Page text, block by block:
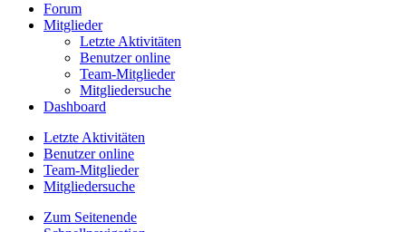
Forum
Mitglieder
Letzte Aktivitäten
Benutzer online
Team-Mitglieder
Mitgliedersuche
Dashboard
Letzte Aktivitäten
Benutzer online
Team-Mitglieder
Mitgliedersuche
Zum Seitenende